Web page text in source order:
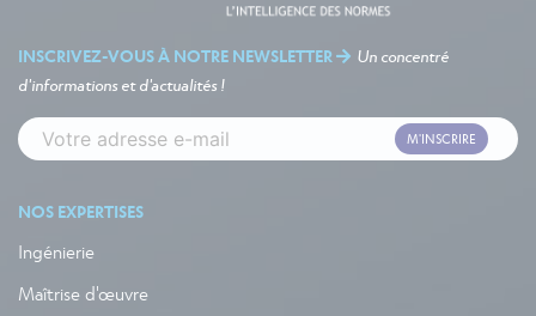
INSCRIVEZ-VOUS À NOTRE NEWSLETTER
Un concentré
d'informations et d'actualités !
M'INSCRIRE
NOS EXPERTISES
Ingénierie
Maîtrise d'œuvre